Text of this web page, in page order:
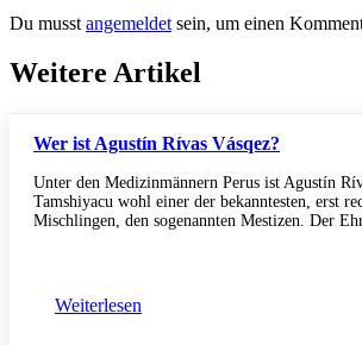
Du musst angemeldet sein, um einen
Weitere Artikel
Wer ist Agustín Rívas Vásqez?
Unter den Medizinmännern Perus ist Agustín
Tamshiyacu wohl einer der bekanntesten, erst
Mischlingen, den sogenannten Mestizen. Der
Weiterlesen